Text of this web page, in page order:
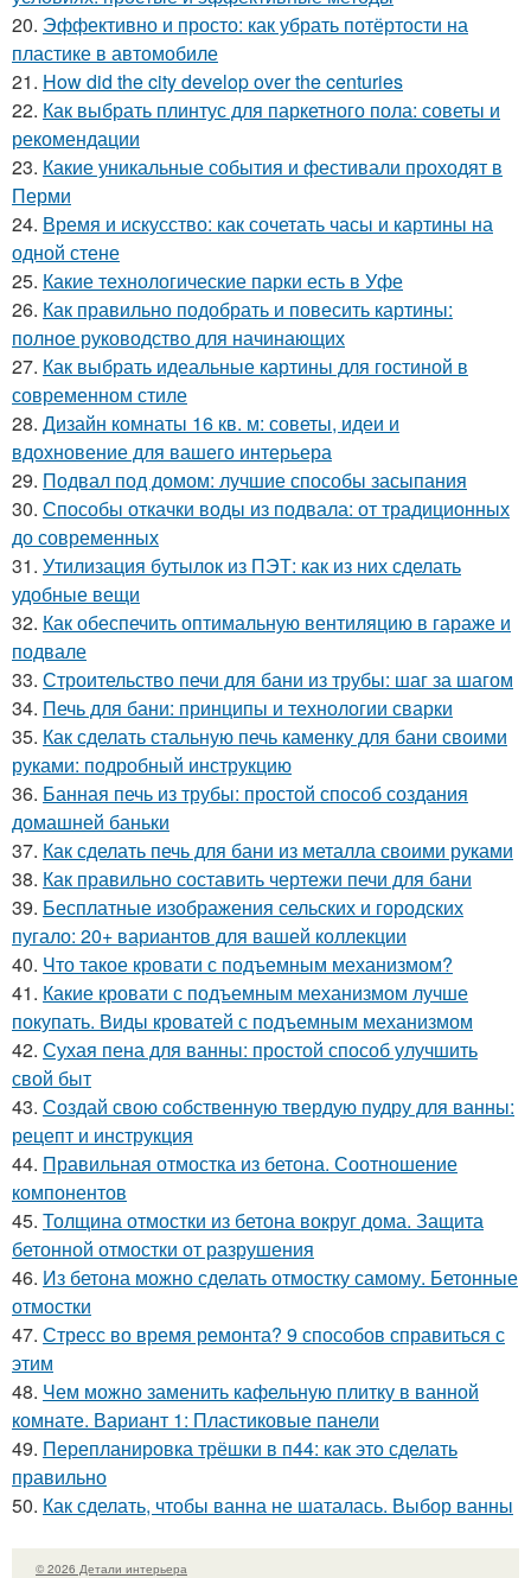
20. Эффективно и просто: как убрать потёртости на
пластике в автомобиле
21. How did the city develop over the centuries
22. Как выбрать плинтус для паркетного пола: советы и
рекомендации
23. Какие уникальные события и фестивали проходят в
Перми
24. Время и искусство: как сочетать часы и картины на
одной стене
25. Какие технологические парки есть в Уфе
26. Как правильно подобрать и повесить картины:
полное руководство для начинающих
27. Как выбрать идеальные картины для гостиной в
современном стиле
28. Дизайн комнаты 16 кв. м: советы, идеи и
вдохновение для вашего интерьера
29. Подвал под домом: лучшие способы засыпания
30. Способы откачки воды из подвала: от традиционных
до современных
31. Утилизация бутылок из ПЭТ: как из них сделать
удобные вещи
32. Как обеспечить оптимальную вентиляцию в гараже и
подвале
33. Строительство печи для бани из трубы: шаг за шагом
34. Печь для бани: принципы и технологии сварки
35. Как сделать стальную печь каменку для бани своими
руками: подробный инструкцию
36. Банная печь из трубы: простой способ создания
домашней баньки
37. Как сделать печь для бани из металла своими руками
38. Как правильно составить чертежи печи для бани
39. Бесплатные изображения сельских и городских
пугало: 20+ вариантов для вашей коллекции
40. Что такое кровати с подъемным механизмом?
41. Какие кровати с подъемным механизмом лучше
покупать. Виды кроватей с подъемным механизмом
42. Сухая пена для ванны: простой способ улучшить
свой быт
43. Создай свою собственную твердую пудру для ванны:
рецепт и инструкция
44. Правильная отмостка из бетона. Соотношение
компонентов
45. Толщина отмостки из бетона вокруг дома. Защита
бетонной отмостки от разрушения
46. Из бетона можно сделать отмостку самому. Бетонные
отмостки
47. Стресс во время ремонта? 9 способов справиться с
этим
48. Чем можно заменить кафельную плитку в ванной
комнате. Вариант 1: Пластиковые панели
49. Перепланировка трёшки в п44: как это сделать
правильно
50. Как сделать, чтобы ванна не шаталась. Выбор ванны
© 2026 Детали интерьера